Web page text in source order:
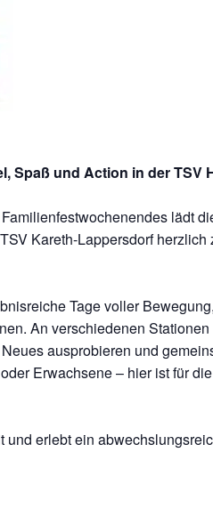
Spaß und Action in der TSV
lädt
Kareth-Lappersdorf
Tage voller
An verschiedenen
ausprobieren und
Erwachsene – hier ist für
und erlebt ein